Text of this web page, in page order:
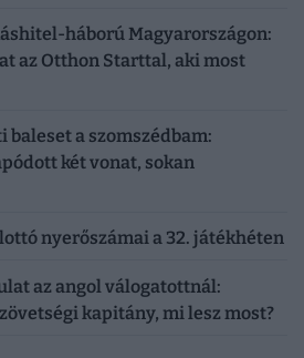
háború Magyarországon:
az Otthon Starttal, aki most
baleset a szomszédbam:
két vonat, sokan
nyerőszámai a 32. játékhéten
az angol válogatottnál:
kapitány, mi lesz most?